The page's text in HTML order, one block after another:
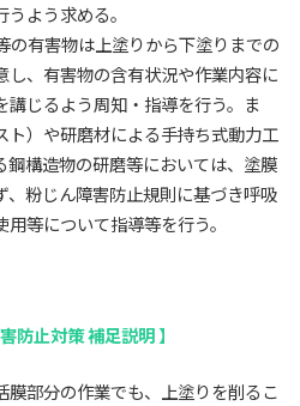
よう求める。
の有害物は上塗りから下塗りまでの
、有害物の含有状況や作業内容に
じるよう周知・指導を行う。ま
ト）や研磨材による手持ち式動力工
構造物の研磨等においては、塗膜
粉じん障害防止規則に基づき呼吸
等について指導等を行う。
防止対策 補足説明 】
膜部分の作業でも、上塗りを削るこ